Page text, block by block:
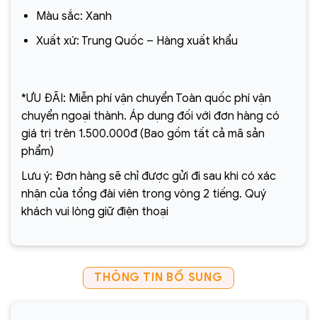
Màu sắc: Xanh
Xuất xứ: Trung Quốc – Hàng xuất khẩu
*ƯU ĐÃI: Miễn phí vận chuyển Toàn quốc phí vận
chuyển ngoại thành. Áp dụng đối với đơn hàng có
giá trị trên 1.500.000đ (Bao gồm tất cả mã sản
phẩm)
Lưu ý: Đơn hàng sẽ chỉ được gửi đi sau khi có xác
nhận của tổng đài viên trong vòng 2 tiếng. Quý
khách vui lòng giữ điện thoại
THÔNG TIN BỔ SUNG